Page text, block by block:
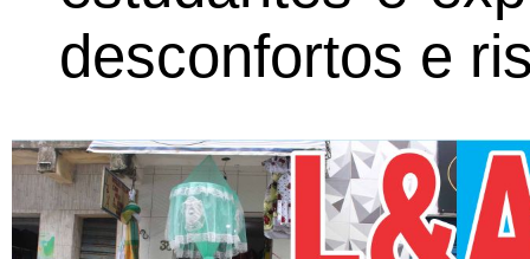
desconfortos e